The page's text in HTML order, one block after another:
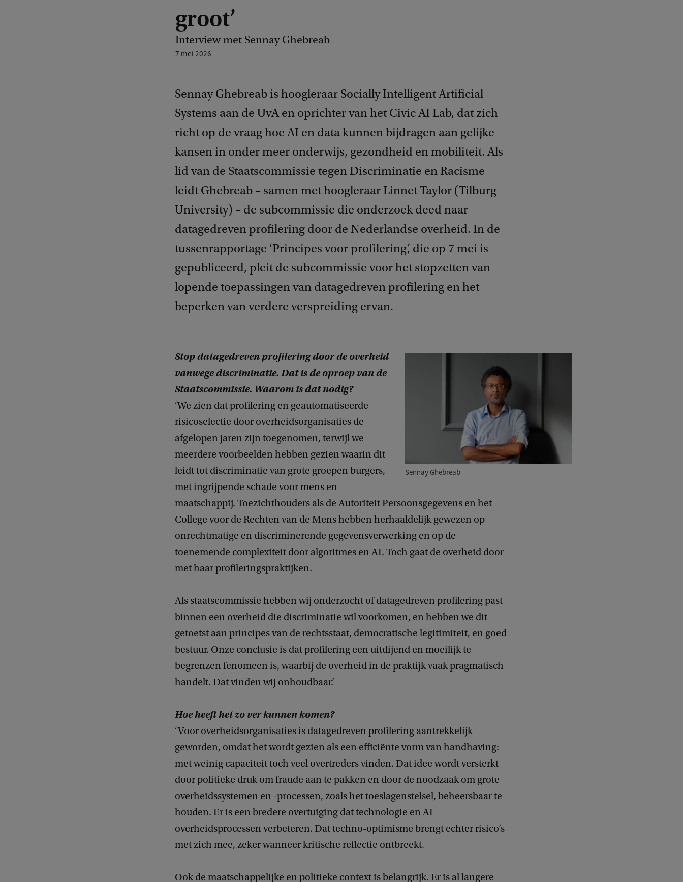
groot’
Interview met Sennay Ghebreab
7 mei 2026
Sennay Ghebreab is hoogleraar Socially Intelligent Artificial
Systems aan de UvA en oprichter van het Civic AI Lab, dat zich
richt op de vraag hoe AI en data kunnen bijdragen aan gelijke
kansen in onder meer onderwijs, gezondheid en mobiliteit. Als
lid van de Staatscommissie tegen Discriminatie en Racisme
leidt Ghebreab – samen met hoogleraar Linnet Taylor (Tilburg
University) – de subcommissie die onderzoek deed naar
datagedreven profilering door de Nederlandse overheid. In de
tussenrapportage ‘Principes voor profilering’, die op 7 mei is
gepubliceerd, pleit de subcommissie voor het stopzetten van
lopende toepassingen van datagedreven profilering en het
beperken van verdere verspreiding ervan.
Sennay Ghebreab
Stop datagedreven profilering door de overheid
vanwege discriminatie. Dat is de oproep van de
Staatscommissie. Waarom is dat nodig?
‘We zien dat profilering en geautomatiseerde
risicoselectie door overheidsorganisaties de
afgelopen jaren zijn toegenomen, terwijl we
meerdere voorbeelden hebben gezien waarin dit
leidt tot discriminatie van grote groepen burgers,
met ingrijpende schade voor mens en
maatschappij. Toezichthouders als de Autoriteit Persoonsgegevens en het
College voor de Rechten van de Mens hebben herhaaldelijk gewezen op
onrechtmatige en discriminerende gegevensverwerking en op de
toenemende complexiteit door algoritmes en AI. Toch gaat de overheid door
met haar profileringspraktijken.
Als staatscommissie hebben wij onderzocht of datagedreven profilering past
binnen een overheid die discriminatie wil voorkomen, en hebben we dit
getoetst aan principes van de rechtsstaat, democratische legitimiteit, en goed
bestuur. Onze conclusie is dat profilering een uitdijend en moeilijk te
begrenzen fenomeen is, waarbij de overheid in de praktijk vaak pragmatisch
handelt. Dat vinden wij onhoudbaar.’
Hoe heeft het zo ver kunnen komen?
‘Voor overheidsorganisaties is datagedreven profilering aantrekkelijk
geworden, omdat het wordt gezien als een efficiënte vorm van handhaving:
met weinig capaciteit toch veel overtreders vinden. Dat idee wordt versterkt
door politieke druk om fraude aan te pakken en door de noodzaak om grote
overheidssystemen en -processen, zoals het toeslagenstelsel, beheersbaar te
houden. Er is een bredere overtuiging dat technologie en AI
overheidsprocessen verbeteren. Dat techno-optimisme brengt echter risico’s
met zich mee, zeker wanneer kritische reflectie ontbreekt.
Ook de maatschappelijke en politieke context is belangrijk. Er is al langere